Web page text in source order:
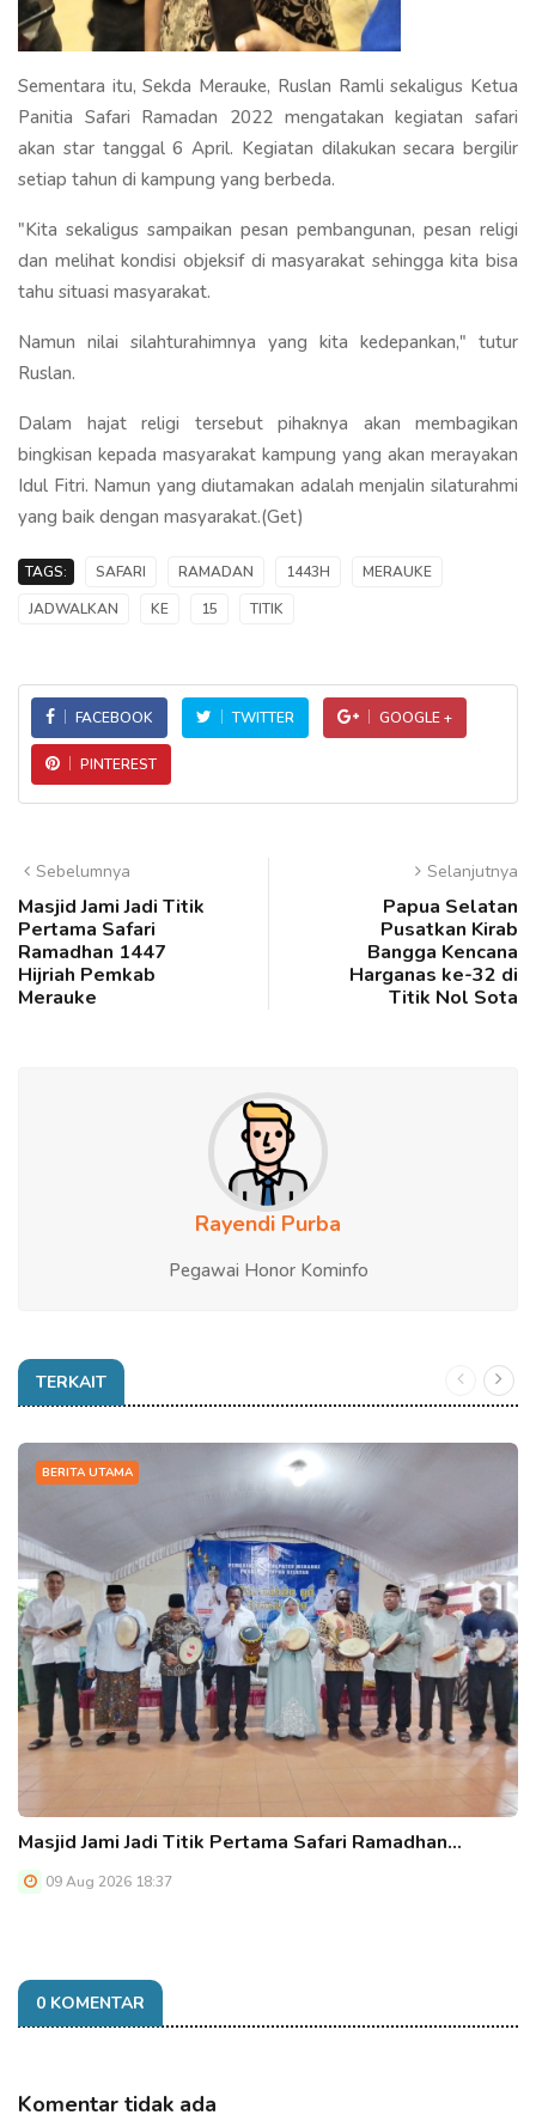
Sementara itu, Sekda Merauke, Ruslan Ramli sekaligus Ketua
Panitia Safari Ramadan 2022 mengatakan kegiatan safari
akan star tanggal 6 April. Kegiatan dilakukan secara bergilir
setiap tahun di kampung yang berbeda.
"Kita sekaligus sampaikan pesan pembangunan, pesan religi
dan melihat kondisi objeksif di masyarakat sehingga kita bisa
tahu situasi masyarakat.
Namun nilai silahturahimnya yang kita kedepankan," tutur
Ruslan.
Dalam hajat religi tersebut pihaknya akan membagikan
bingkisan kepada masyarakat kampung yang akan merayakan
Idul Fitri. Namun yang diutamakan adalah menjalin silaturahmi
yang baik dengan masyarakat.(Get)
TAGS: SAFARI RAMADAN 1443H
MERAUKE
JADWALKAN
KE 15 TITIK
FACEBOOK TWITTER GOOGLE +
PINTEREST
Sebelumnya
Masjid Jami Jadi Titik
Pertama Safari
Ramadhan 1447
Hijriah Pemkab
Merauke
Selanjutnya
Papua Selatan
Pusatkan Kirab
Bangga Kencana
Harganas ke-32 di
Titik Nol Sota
Rayendi Purba
Pegawai Honor Kominfo
TERKAIT
BERITA UTAMA
Masjid Jami Jadi Titik Pertama Safari Ramadhan…
09 Aug 2026 18:37
0 KOMENTAR
Komentar tidak ada